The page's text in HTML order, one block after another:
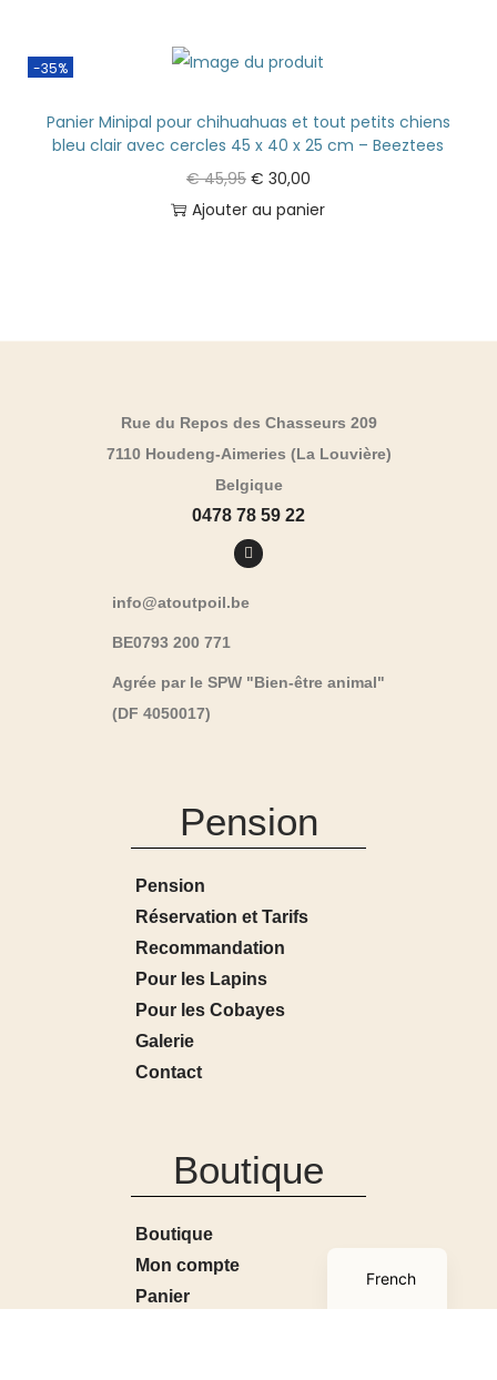
-35%
Panier Minipal pour chihuahuas et tout petits chiens
bleu clair avec cercles 45 x 40 x 25 cm – Beeztees
€45,95 € 30,00
Ajouter au panier
Rue du Repos des Chasseurs 209
7110 Houdeng-Aimeries (La Louvière)
Belgique
0478 78 59 22
info@atoutpoil.be
BE0793 200 771
Agrée par le SPW "Bien-être animal"
(DF 4050017)
Pension
Pension
Réservation et Tarifs
Recommandation
Pour les Lapins
Pour les Cobayes
Galerie
Contact
Boutique
Boutique
Mon compte
Panier
French